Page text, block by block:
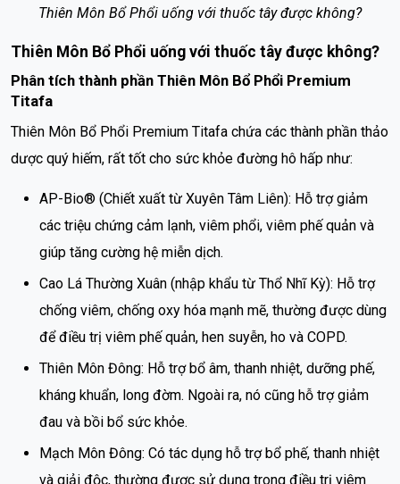
Thiên Môn Bổ Phổi uống với thuốc tây được không?
Thiên Môn Bổ Phổi uống với thuốc tây được không?
Phân tích thành phần Thiên Môn Bổ Phổi Premium
Titafa
Thiên Môn Bổ Phổi Premium Titafa chứa các thành phần thảo
dược quý hiếm, rất tốt cho sức khỏe đường hô hấp như:
AP-Bio® (Chiết xuất từ Xuyên Tâm Liên): Hỗ trợ giảm
các triệu chứng cảm lạnh, viêm phổi, viêm phế quản và
giúp tăng cường hệ miễn dịch.
Cao Lá Thường Xuân (nhập khẩu từ Thổ Nhĩ Kỳ): Hỗ trợ
chống viêm, chống oxy hóa mạnh mẽ, thường được dùng
để điều trị viêm phế quản, hen suyễn, ho và COPD.
Thiên Môn Đông: Hỗ trợ bổ âm, thanh nhiệt, dưỡng phế,
kháng khuẩn, long đờm. Ngoài ra, nó cũng hỗ trợ giảm
đau và bồi bổ sức khỏe.
Mạch Môn Đông: Có tác dụng hỗ trợ bổ phế, thanh nhiệt
và giải độc, thường được sử dụng trong điều trị viêm